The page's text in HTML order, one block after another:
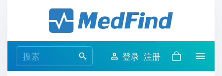
e
登录 注册